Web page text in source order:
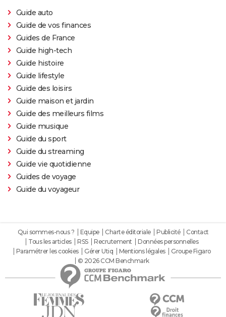
Guide auto
Guide de vos finances
Guides de France
Guide high-tech
Guide histoire
Guide lifestyle
Guide des loisirs
Guide maison et jardin
Guide des meilleurs films
Guide musique
Guide du sport
Guide du streaming
Guide vie quotidienne
Guides de voyage
Guide du voyageur
Qui sommes-nous ? Equipe Charte éditoriale Publicité
Contact
Tous les articles
RSS Recrutement
Données personnelles
Paramétrer les cookies
Gérer Utiq Mentions légales
Groupe Figaro
© 2026 CCM Benchmark